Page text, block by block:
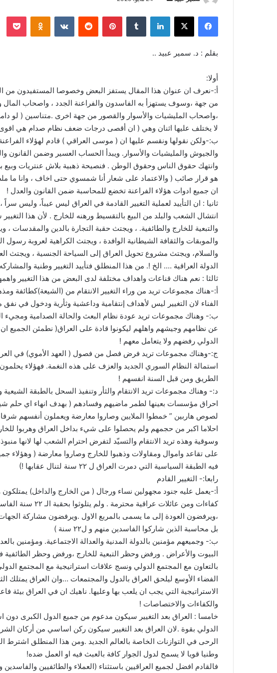
إلكترونيا
فيسبوك ‫X لينكدإن بينتيريست
بقلم : د. سمير عبيد ..
أولا:
أ:-نعرف ان عنوان هذا المقال يستفز البعض وخصوصا المستفيدون من
من جهة ،وسوف يستهزأ به الفاسدون والفراعنة الجدد ، واصحاب المال
،واصحاب المليشيات والأسوار والقصور من جهة اخرى .متناسين ( لو
لا يختلف عليها اثنان وهي ( ان أقصى درجات ضعف نظام صدام هي
ب:-ولكن نقولها ونقسم عليها ان ( موسى العراقي ) قادم لهؤلاء
والجيوش والمليشيات والأسوار. ويبدأ الحساب العسير وضمن القانون
وانتهك حقوق الناس وحقوق الوطن . فنصيحة ذهبية بلاش عنتريات
هو قرار صائب ( والاعتماد على شعار أنا شمسوي حتى اخاف ، وانا ما
ان جميع ادوات هؤلاء الفراعنة تخضع للمحاسبة ضمن القانون والعدل !
ثانيا : ان التأييد لعملية التغيير القادمة في العراق ليس عيباً، وليس
انتشال الشعب والبلد من البيع بالتقسيط ورهنه للخارج . لأن هذا
والتبعية للخارج والطائفية. ، ويجتث حقبة التجارة بالدين والمقدسات
والموبقات والثقافة الشيطانية الوافدة ، ويجتث الكراهية لعروبة
والسلام، ويجتث مشروع تحويل العراق إلى السياحة الجنسية ، ويجتث
الدولة العراقية …. الخ !. من هذا المنطلق فتأييد التغيير وطنية
ثالثا : نعم هناك قناعات واهداف مختلفة لدى البعض من هذا التغيير
أ:-هناك مجموعات تريد من وراء التغيير الانتقام من (الشيعة)كطائفة
الفناء لان التغيير ليس لأهداف إنتقامية وداعشية وثأرية ودخول في
ب:- وهناك مجموعات تريد عودة نظام البعث والحالة الصدامية ومجيء
عن نظامهم وجيشهم واهلهم ليكونوا قادة على العراق( نطمئن الجميع
الدولي رفضهم ولا يتعامل معهم !
ج:-وهناك مجموعات تريد فرض فصل من فصول ( العهد الأموي) في
استمالة النظام السوري الجديد والعزف على هذه النغمة. فهؤلاء
الطريق ومن قبل السنة انفسهم !
د:- وهناك مجموعات تريد الانتقام والثأر وتنفيذ السحل بالطبقة الشيعية
احراق مؤسسات بعينها لطمر ماضيهم وفسادهم ( بهدف انهاء اي حلم
لصوص هاربين ” خمطوا الملايين وصاروا معارضة ويعملون أنفسهم
احلاما اكبر من حجمهم ولم يحصلوا على شيء بداخل العراق وهربوا
وسوقية وهذه تريد الانتقام والتسيّد لتفرض احترام الشعب لها لانها
على تقاعد واموال ومقاولات وذهبوا للخارج وصاروا معارضة (
فيه الطبقة السياسية التي دمرت العراق ل ٢٢ سنة لتنال عقابها !)
رابعا:- التغيير القادم
أ:-يعمل عليه جنود مجهولين نساء ورجال ( من الخارج والداخل)
كفاءات ومن عائلات
،ويرفضون العودة إلى ما يسمى بالمربع الاول .ويرفضون مشاركة الجهات
بل محاسبة الذين شاركوا الفاسدين منهم و ل٢٢ سنة )
ب:- وجميعهم مؤمنين بالدولة المدنية والعدالة الاجتماعية. ومؤمنين
البيوت والأعراض . ورفض وحظر التبعية للخارج ،ورفض وحظر
بالتعاون مع المجتمع الدولي ونسج علاقات استراتيجية مع المجتمع
الفضاء الأوسع ليلحق العراق بالدول والمجتمعات …وان العراق يمتلك
الاستراتيجية التي يجب ان يلعب بها وعليها. ناهيك ان في العراق بيئة
والكفاءات والاختصاصات !
خامسا : العراق بعد التغيير سيكون مدعوم من جميع الدول الكبرى
الدولي بقوة .لان العراق بعد التغيير سيكون ركن اساسي من أركان
الرحى في التوازنات الخاصة بالعالم الجديد .ومن هذا المنطلق اشترط
وطنيا قويا لا يسمح لدول الجوار كافة بالعبث فيه او العمل ضده!
فالقادم افضل لجميع العراقيين باستثناء (العملاء والطائفيين